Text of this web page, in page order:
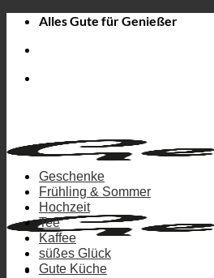
Zum
springen
Alles Gute für Genießer
Geschenke
Frühling & Sommer
Hochzeit
Tee
Kaffee
süßes Glück
Gute Küche